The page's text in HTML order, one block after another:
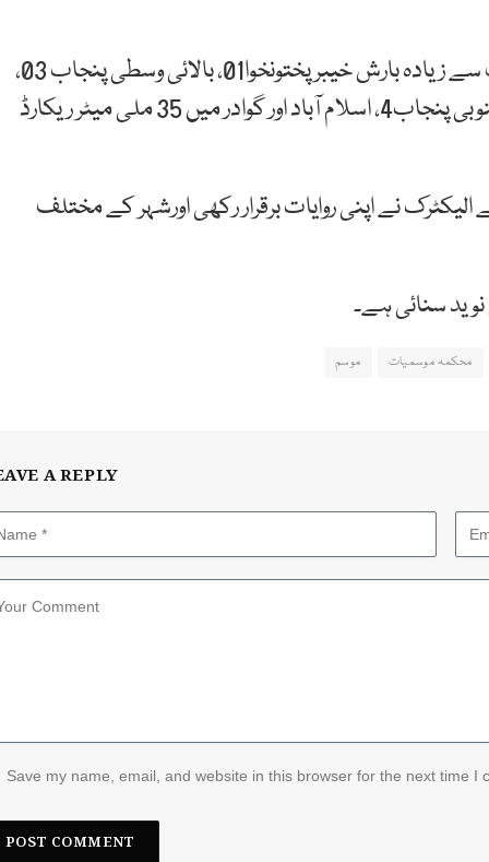
گزشتہ روز ملک کے بیشتر علاقوں میں بارش ہوئی، سب سے زیادہ بارش خیبرپختونخوا01، بالائی وسطی پنجاب 03،
مظفرآباد 08، سندھ کے اکثر اضلاع، گلگت بلتستان جنوبی پنجاب4، اسلام آباد اور گوادر میں 35 ملی میٹر ریکارڈ
نے اپنی روایات برقرار رکھی اورشہر کے مختلف
سنائی ہے۔
محکمہ موسمیات موسم
A REPLY
Save my name, email, and website in this browser for the next time I